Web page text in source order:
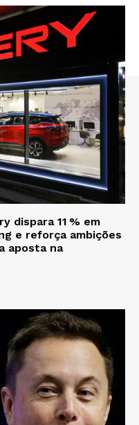
dispara 11 % em
e reforça ambições
aposta na